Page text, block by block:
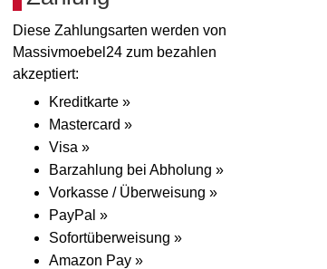
Diese Zahlungsarten werden von
Massivmoebel24 zum bezahlen
akzeptiert:
Kreditkarte »
Mastercard »
Visa »
Barzahlung bei Abholung »
Vorkasse / Überweisung »
PayPal »
Sofortüberweisung »
Amazon Pay »